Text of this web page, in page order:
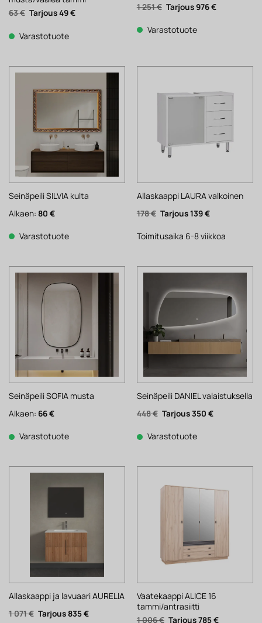
63€ Alkuperäinen
hinta
63 €.
49€Nykyinen
Varastotuote
1 251€ Alkuperäinen
hinta
1
251 €.
976€Nykyinen
Varastotuote
Seinäpeili SILVIA kulta
Alkaen: 80 €
Varastotuote
Allaskaappi LAURA valkoinen
178€ Alkuperäinen
hinta
178 €.
139€Nykyinen
139 €.
Toimitusaika 6-8 viikkoa
Seinäpeili SOFIA musta
Alkaen: 66€
Varastotuote
Seinäpeili DANIEL valaistuksella
448€ Alkuperäinen
hinta
448 €.
350 €Nykyinen
Varastotuote
Allaskaappi ja lavuaari AURELIA
1 071€ Alkuperäinen
hinta
835€Nykyinen
Vaatekaappi ALICE 16
tammi/antrasiitti
1 006€ Alkuperäinen
785€Nykyinen